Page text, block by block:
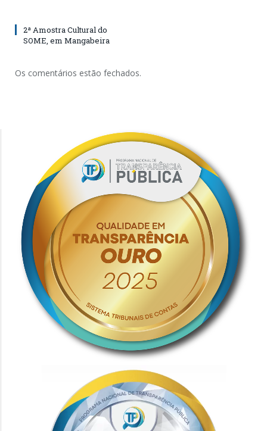
2ª Amostra Cultural do
SOME, em Mangabeira
Os comentários estão fechados.